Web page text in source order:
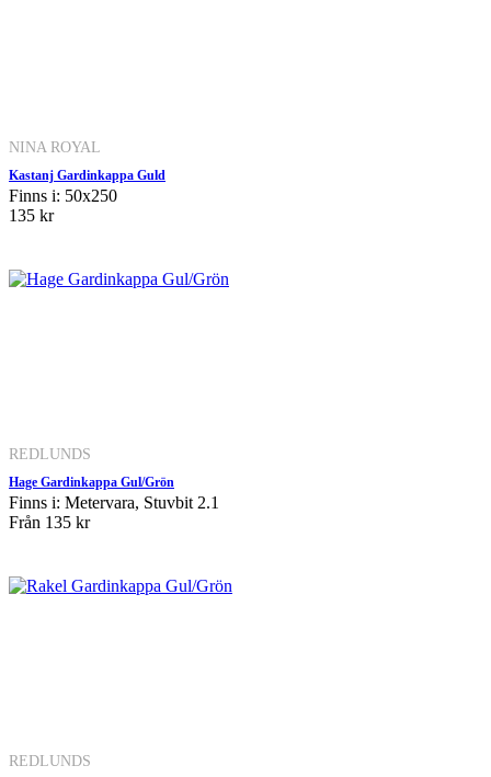
NINA ROYAL
Kastanj Gardinkappa Guld
Finns i: 50x250
135 kr
REDLUNDS
Hage Gardinkappa Gul/Grön
Finns i: Metervara, Stuvbit 2.1
Från 135 kr
REDLUNDS